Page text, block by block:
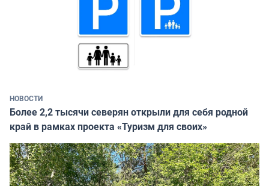
НОВОСТИ
Более 2,2 тысячи северян открыли для себя родной
край в рамках проекта «Туризм для своих»